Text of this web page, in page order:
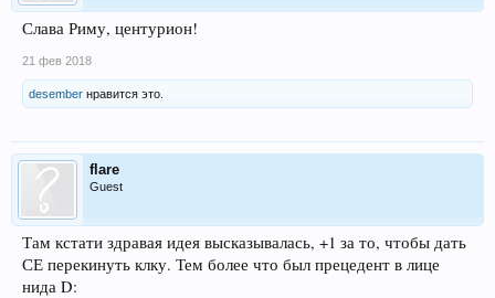
Слава Риму, центурион!
21 фев 2018
desember нравится это.
flare
Guest
Там кстати здравая идея высказывалась, +1 за то, чтобы дать
СЕ перекинуть клку. Тем более что был прецедент в лице
нида D: